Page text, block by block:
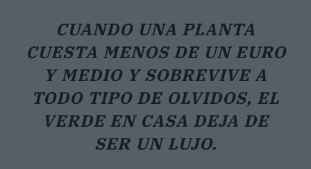
CUANDO UNA PLANTA
CUESTA MENOS DE UN EURO
Y MEDIO Y SOBREVIVE A
TODO TIPO DE OLVIDOS, EL
VERDE EN CASA DEJA DE
SER UN LUJO.